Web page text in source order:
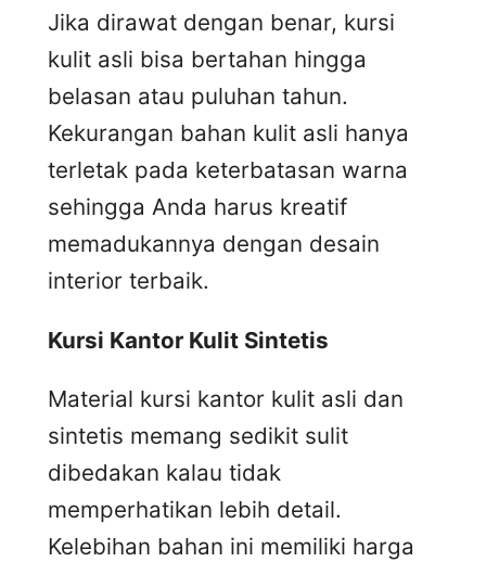
Jika dirawat dengan benar, kursi
kulit asli bisa bertahan hingga
belasan atau puluhan tahun.
Kekurangan bahan kulit asli hanya
terletak pada keterbatasan warna
sehingga Anda harus kreatif
memadukannya dengan desain
interior terbaik.
Kursi Kantor Kulit Sintetis
Material kursi kantor kulit asli dan
sintetis memang sedikit sulit
dibedakan kalau tidak
memperhatikan lebih detail.
Kelebihan bahan ini memiliki harga